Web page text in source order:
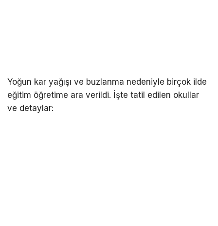
Yoğun kar yağışı ve buzlanma nedeniyle birçok ilde
eğitim öğretime ara verildi. İşte tatil edilen okullar
ve detaylar: